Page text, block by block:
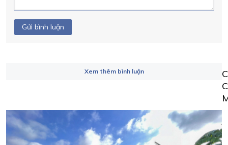
Gửi bình luận
Xem thêm bình luận